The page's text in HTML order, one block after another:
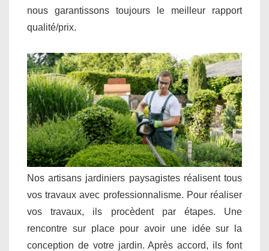
nous garantissons toujours le meilleur rapport
qualité/prix.
Nos artisans jardiniers paysagistes réalisent tous
vos travaux avec professionnalisme. Pour réaliser
vos travaux, ils procèdent par étapes. Une
rencontre sur place pour avoir une idée sur la
conception de votre jardin. Après accord, ils font